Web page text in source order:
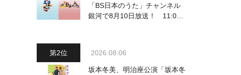
「BS日本のうた」チャンネル
銀河で8月10日放送！ 11:00
出演者・曲目情報
2026.08.06
坂本冬美、明治座公演「坂本冬